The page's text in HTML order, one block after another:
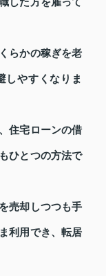
らかの稼ぎを老
しやすくなりま
住宅ローンの借
ひとつの方法で
売却しつつも手
利用でき、転居